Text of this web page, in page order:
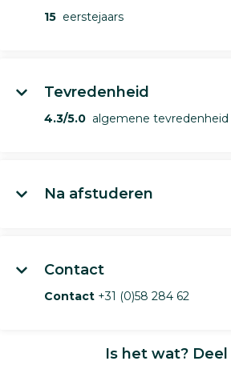
15 eerstejaars
Tevredenheid
4.3/5.0 algemene tevredenheid
Na afstuderen
Contact
Contact +31 (0)58 284 62
Is het wat? Deel